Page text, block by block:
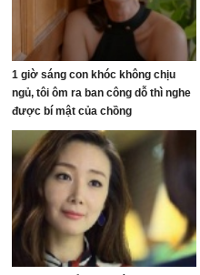
1 giờ sáng con khóc không chịu
ngủ, tôi ôm ra ban công dỗ thì nghe
được bí mật của chồng